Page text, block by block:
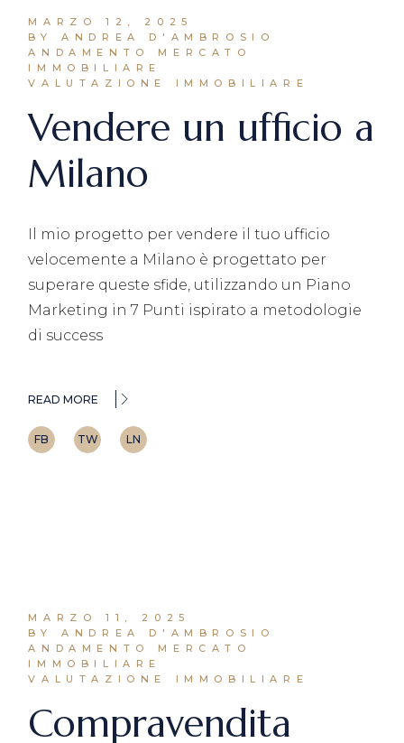
MARZO 12, 2025
BY ANDREA D'AMBROSIO
ANDAMENTO MERCATO
IMMOBILIARE
VALUTAZIONE IMMOBILIARE
Vendere un ufficio a
Milano
Il mio progetto per vendere il tuo ufficio
velocemente a Milano è progettato per
superare queste sfide, utilizzando un Piano
Marketing in 7 Punti ispirato a metodologie
di success
READ MORE
FB TW LN
MARZO 11, 2025
BY ANDREA D'AMBROSIO
ANDAMENTO MERCATO
IMMOBILIARE
VALUTAZIONE IMMOBILIARE
Compravendita